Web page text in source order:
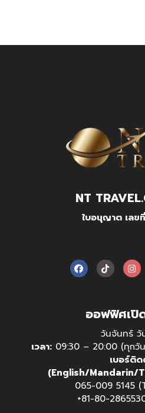
NT
ใบอนุญาต เลขที่
ออฟฟิศเปิ
วันจันทร์ วั
เวลา: 09:30 – 20:00 (ทุกวั
เบอร์ติ
(English/Mandarin/
065-009 5145
+81-80-